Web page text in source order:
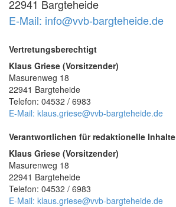
22941 Bargteheide
E-Mail: info@vvb-bargteheide.de
Vertretungsberechtigt
Klaus Griese (Vorsitzender)
Masurenweg 18
22941 Bargteheide
Telefon: 04532 / 6983
E-Mail: klaus.griese@vvb-bargteheide.de
Verantwortlichen für redaktionelle Inhalte
Klaus Griese (Vorsitzender)
Masurenweg 18
22941 Bargteheide
Telefon: 04532 / 6983
E-Mail: klaus.griese@vvb-bargteheide.de